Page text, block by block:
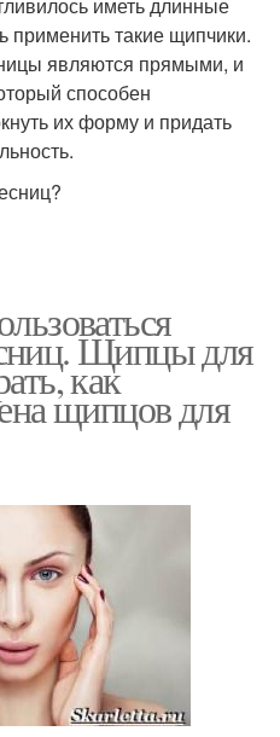
иметь длинные
применить такие щипчики.
являются прямыми, и
способен
их форму и придать
Щипцы для
как
щипцов для